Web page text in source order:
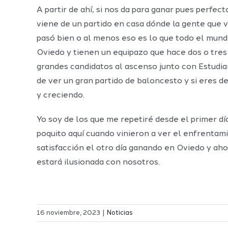
A partir de ahí, si nos da para ganar pues
viene de un partido en casa dónde la gente
pasó bien o al menos eso es lo que todo el
Oviedo y tienen un equipazo que hace dos o
grandes candidatos al ascenso junto con
de ver un gran partido de baloncesto y si eres
y creciendo.
Yo soy de los que me repetiré desde el primer
poquito aquí cuando vinieron a ver el
satisfacción el otro día ganando en Oviedo y
estará ilusionada con nosotros.
16 noviembre, 2023 Noticias